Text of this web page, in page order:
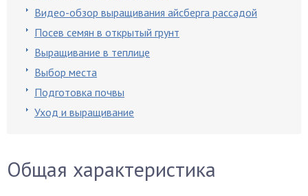
Видео-обзор выращивания айсберга рассадой
Посев семян в открытый грунт
Выращивание в теплице
Выбор места
Подготовка почвы
Уход и выращивание
Общая характеристика